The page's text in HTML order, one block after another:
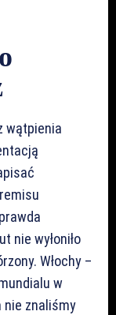
wątpienia
nie wyłoniło
Włochy –
w
nie znaliśmy